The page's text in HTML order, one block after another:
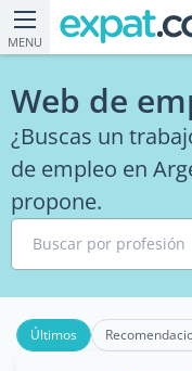
MENU
Web de
¿Buscas un
de empleo en
propone.
Buscar por profesión
Últimos